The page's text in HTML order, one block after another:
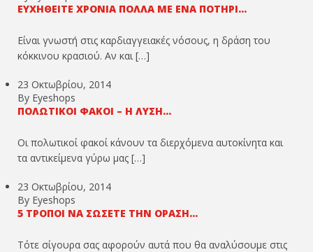
ΕΥΧΗΘΕΊΤΕ ΧΡΌΝΙΑ ΠΟΛΛΆ ΜΕ ΈΝΑ ΠΟΤΉΡΙ...
Είναι γνωστή στις καρδιαγγειακές νόσους, η δράση του
κόκκινου κρασιού. Αν και […]
23 Οκτωβρίου, 2014
By Eyeshops
ΠΟΛΩΤΙΚΟΊ ΦΑΚΟΊ – Η ΛΎΣΗ...
Οι πολωτικοί φακοί κάνουν τα διερχόμενα αυτοκίνητα και
τα αντικείμενα γύρω μας […]
23 Οκτωβρίου, 2014
By Eyeshops
5 ΤΡΌΠΟΙ ΝΑ ΣΏΣΕΤΕ ΤΗΝ ΌΡΑΣΉ...
Τότε σίγουρα σας αφορούν αυτά που θα αναλύσουμε στις